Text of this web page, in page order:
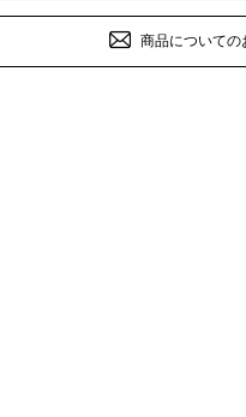
商品についての